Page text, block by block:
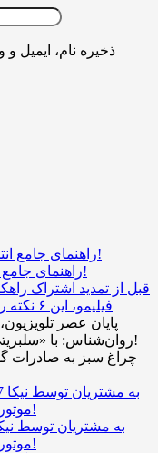
ذخیره نام، ایمیل
راهنمای جامع انتخاب بهترین آموزشگاه تیزهوشان!
قبل از تمدید اشتراک
فیلیمو، این ۶ نکته را بدانید تا هزینه کمتری پرداخت کنید
پایان عصر
روان‌شناس: با «سلبریتی‌سوزی» نمادهای اعتراضی نسازید!
چراغ سبز به صادرات
موتور/ غول تکنولوژی راهی خیابان ها شد!